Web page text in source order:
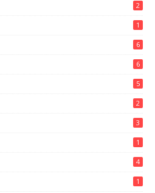
2
1
6
6
5
2
3
1
4
1